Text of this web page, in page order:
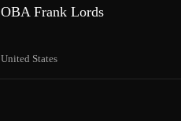
OBA Frank Lords
United States